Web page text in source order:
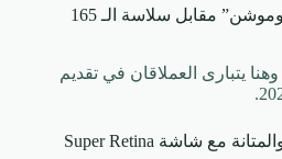
الشاشة والتصميم: جمالية “بروموشن” مقابل سلاسة الـ 165
يتبارى العملاقان في تقديم
iPhone 17 Pro Max: السطوع والمتانة مع شاشة Super Retina